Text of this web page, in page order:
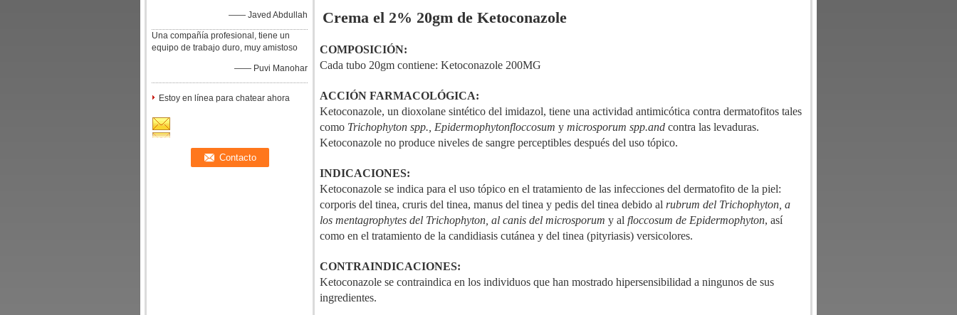
—— Javed Abdullah
Una compañía profesional, tiene un
equipo de trabajo duro, muy amistoso
—— Puvi Manohar
Estoy en línea para chatear ahora
Crema el 2% 20gm de Ketoconazole
COMPOSICIÓN:
Cada tubo 20gm contiene: Ketoconazole 200MG
ACCIÓN FARMACOLÓGICA:
Ketoconazole, un dioxolane sintético del imidazol, tiene una actividad antimicótica contra dermatofitos tales
como Trichophyton spp., Epidermophytonfloccosum y microsporum spp.and contra las levaduras.
Ketoconazole no produce niveles de sangre perceptibles después del uso tópico.
INDICACIONES:
Ketoconazole se indica para el uso tópico en el tratamiento de las infecciones del dermatofito de la piel:
corporis del tinea, cruris del tinea, manus del tinea y pedis del tinea debido al rubrum del Trichophyton, a
los mentagrophytes del Trichophyton, al canis del microsporum y al floccosum de Epidermophyton, así
como en el tratamiento de la candidiasis cutánea y del tinea (pityriasis) versicolores.
CONTRAINDICACIONES:
Ketoconazole se contraindica en los individuos que han mostrado hipersensibilidad a ningunos de sus
ingredientes.